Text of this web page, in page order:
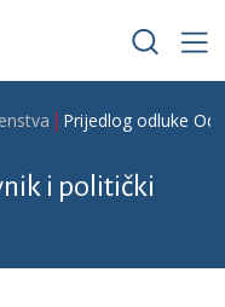
Prijedlog odluke
i politički